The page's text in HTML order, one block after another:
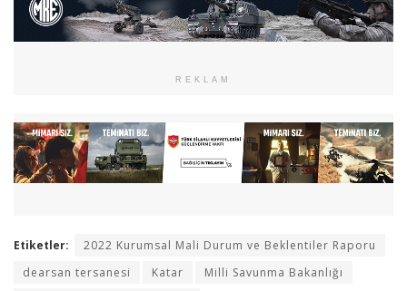
REKLAM
Etiketler:
2022 Kurumsal Mali Durum ve Beklentiler Raporu
dearsan tersanesi
Katar
Milli Savunma Bakanlığı